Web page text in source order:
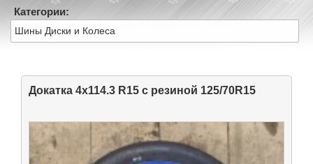
Категории:
Шины Диски и Колеса
Докатка 4x114.3 R15 с резиной 125/70R15